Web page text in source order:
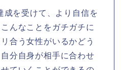
成を受けて、より自信を
んなことをガチガチに
合う女性がいるかどう
分自身が相手に合わせ